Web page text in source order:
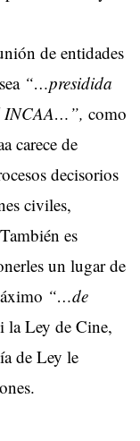
de entidades
“…presidida
INCAA…”, como
carece de
decisorios
civiles,
es
un lugar de
“…de
la Ley de Cine,
de Ley le